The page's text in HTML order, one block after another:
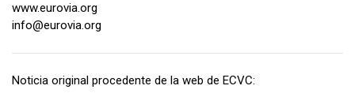
www.eurovia.org
info@eurovia.org
Noticia original procedente de la web de ECVC: